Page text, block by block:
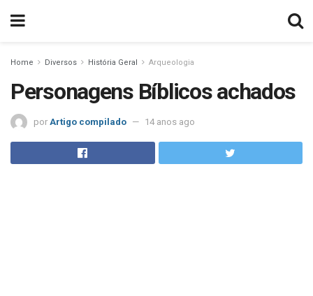
Home Diversos História Geral Arqueologia
Personagens Bíblicos achados
por Artigo compilado 14 anos ago